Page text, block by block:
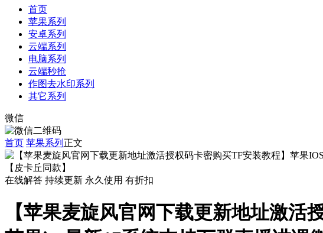
首页
苹果系列
安卓系列
云端系列
电脑系列
云端秒抢
作图去水印系列
其它系列
微信
首页 苹果系列 正文
在线解答 持续更新 永久使用 有折扣
【苹果麦旋风官网下载更新地址激